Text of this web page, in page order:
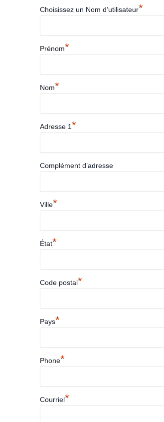
Choisissez un Nom d’utilisateur*
Prénom*
Nom*
Adresse 1*
Complément d’adresse
Ville*
État*
Code postal*
Pays*
Phone*
Courriel*